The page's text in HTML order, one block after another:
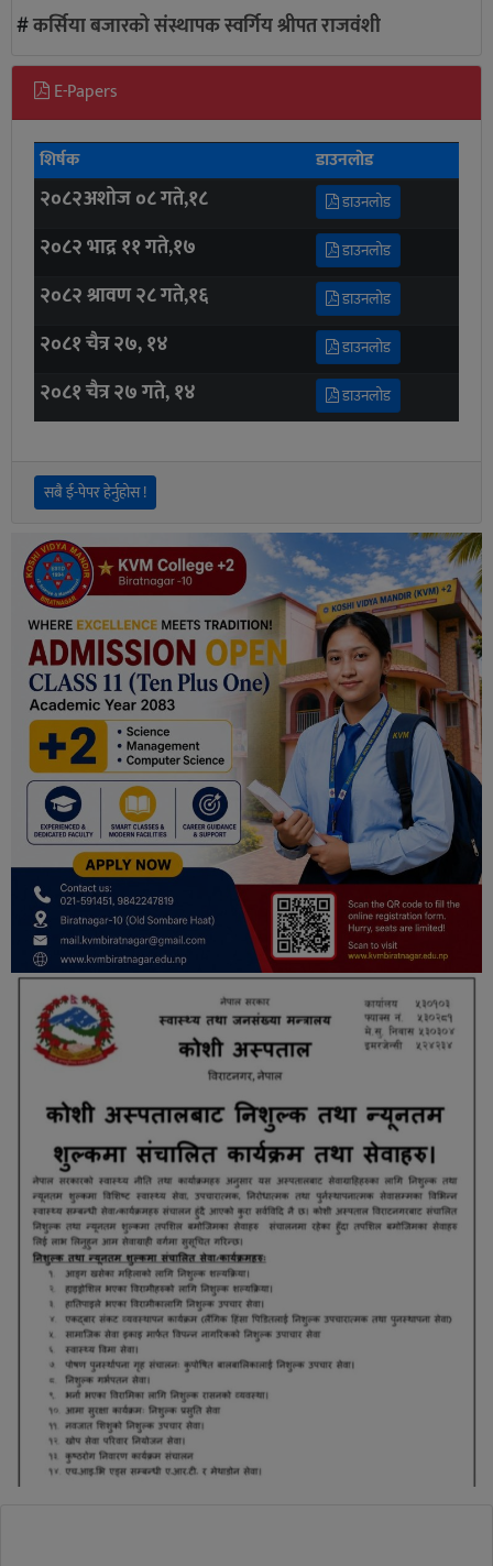
#कर्सिया बजारको संस्थापक स्वर्गिय श्रीपत राजवंशी
E-Papers
शिर्षक डाउनलोड
२०८२अशोज ०८ गते,१८ डाउनलोड
२०८२ भाद्र ११ गते,१७ डाउनलोड
२०८२ श्रावण २८ गते,१६ डाउनलोड
२०८१ चैत्र २७, १४ डाउनलोड
२०८१ चैत्र २७ गते, १४ डाउनलोड
सबै ई-पेपर हेर्नुहोस !